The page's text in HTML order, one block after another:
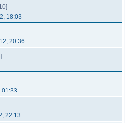
18:03
20:36
01:33
22:13